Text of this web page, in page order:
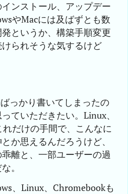
ンストール、アップデー
やMacには及ばずとも数
というか、構築手順変更
られそうな気するけど
っかり書いてしまったの
ていただきたい。Linux、
だけの手間で、こんなに
か思えるんだろうけど、
離と、一部ユーザーの過
。
、Linux、Chromebookも